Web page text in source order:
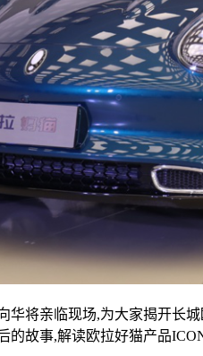
将亲临现场,为大家揭开长城
故事,解读欧拉好猫产品